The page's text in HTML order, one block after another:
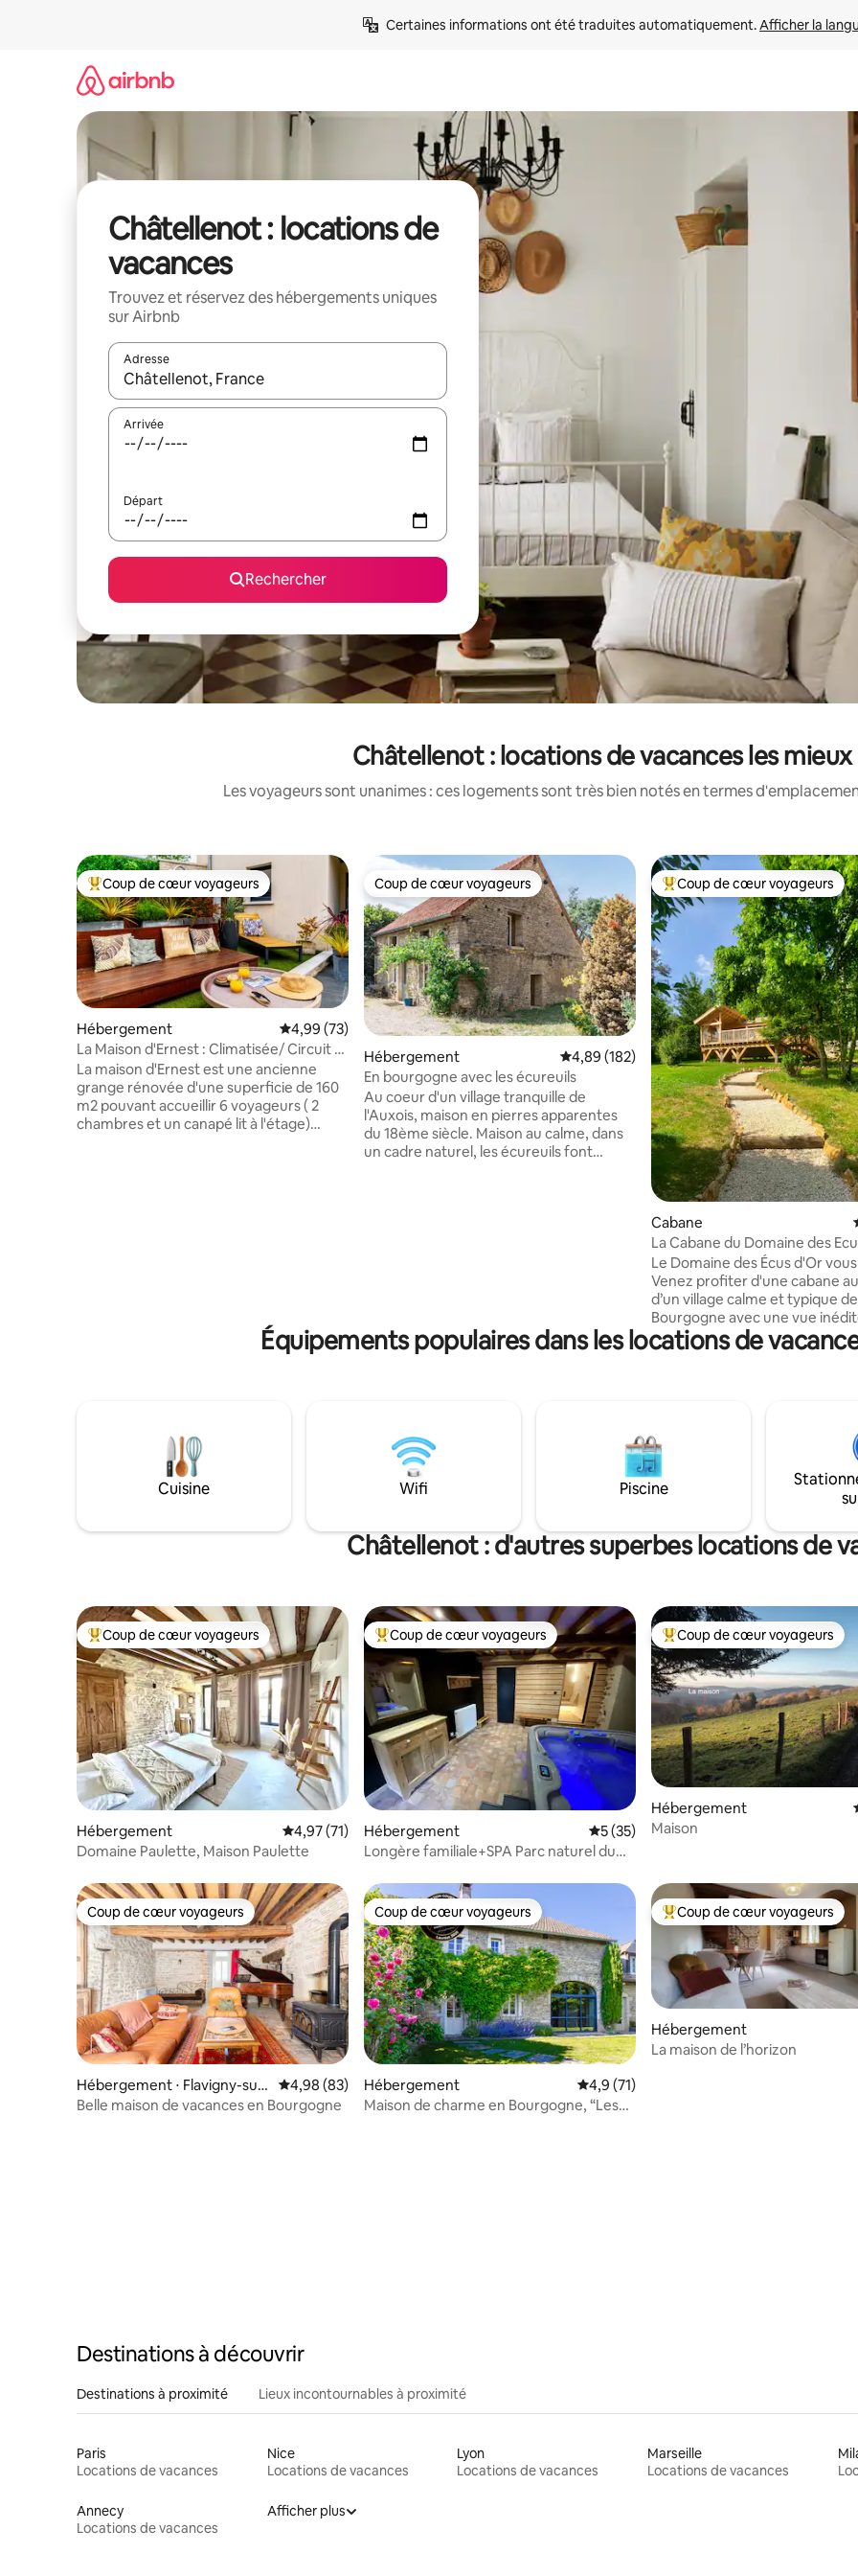
Certaines informations ont été traduites automatiquement. Afficher la
Châtellenot : locations de
vacances
Trouvez et réservez des hébergements uniques
sur Airbnb
Adresse
Lorsque les résultats s'affichent, utilisez les flèches vers le haut et vers le bas pour les parcourir ou en appuyant et en
Arrivée
Départ
Rechercher
Châtellenot : locations de vacances les
Les voyageurs sont unanimes : ces logements sont très bien notés en termes
Coups de cœur voyageurs les plus appréciés
Coup de cœur voyageurs
Hébergement Évaluation moyenne sur la base de 73 commentaires : 4,99 sur 5
4,99 (73)
La Maison d'Ernest : Climatisée/ Circuit /
Piscine
La maison d'Ernest est une ancienne
grange rénovée d'une superficie de 160
m2 pouvant accueillir 6 voyageurs ( 2
chambres et un canapé lit à l'étage)
Coup de cœur voyageurs
Coup de cœur voyageurs
Hébergement Évaluation moyenne sur la base de 182
4,89 (182)
En bourgogne avec les écureuils
Au coeur d'un village tranquille de
l'Auxois, maison en pierres apparentes
du 18ème siècle. Maison au calme, dans
un cadre naturel, les écureuils font
Coups de cœur voyageurs les
Coup de cœur voyageurs
Cabane
La Cabane du Domaine des
Le Domaine des Écus d'Or
Venez profiter d'une cabane
d’un village calme et typique
Bourgogne avec une vue
abbaye cistercienne et une
classées aux monuments
un moment inoubliable avec
Cabane vous amène dans une
atmosphère vintage avec la
mémère Esther, le panier de
Équipements populaires dans les locations de
Cuisine Wifi Piscine
Châtellenot : d'autres superbes locations de
Coups de cœur voyageurs les plus appréciés
Coup de cœur voyageurs
Hébergement Évaluation moyenne sur la base de 71 commentaires : 4,97 sur 5
4,97 (71)
Domaine Paulette, Maison Paulette
Coups de cœur voyageurs les plus appréciés
Coup de cœur voyageurs
Hébergement Évaluation moyenne sur la base de 35
5 (35)
Longère familiale+SPA Parc naturel du
Coups de cœur voyageurs les
Coup de cœur voyageurs
Hébergement
Maison
Coup de cœur voyageurs
Coup de cœur voyageurs
Hébergement ⋅ Flavigny-sur-
Ozerain
Évaluation moyenne sur la base de 83 commentaires : 4,98 sur 5
4,98 (83)
Belle maison de vacances en Bourgogne
Coup de cœur voyageurs
Coup de cœur voyageurs
Hébergement Évaluation moyenne sur la base de 71
4,9 (71)
Maison de charme en Bourgogne, “Les
Coups de cœur voyageurs les
Coup de cœur voyageurs
Hébergement
La maison de l’horizon
Destinations à découvrir
Destinations à proximité Lieux incontournables à proximité
Paris
Locations de vacances
Nice
Locations de vacances
Lyon
Locations de vacances
Marseille
Locations de vacances
Annecy
Locations de vacances
Afficher plus